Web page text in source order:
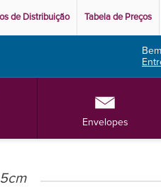
de Distribuição Tabela de Preços
Envelopes